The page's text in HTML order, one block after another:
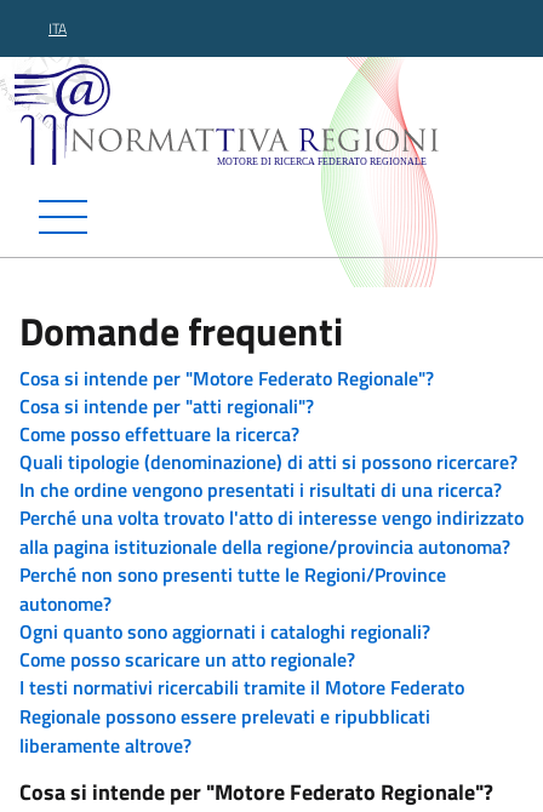
ITA
Normattiva Regioni -
Domande frequenti
Cosa si intende per "Motore Federato Regionale"?
Cosa si intende per "atti regionali"?
Come posso effettuare la ricerca?
Quali tipologie (denominazione) di atti si possono ricercare?
In che ordine vengono presentati i risultati di una ricerca?
Perché una volta trovato l'atto di interesse vengo indirizzato
alla pagina istituzionale della regione/provincia autonoma?
Perché non sono presenti tutte le Regioni/Province
autonome?
Ogni quanto sono aggiornati i cataloghi regionali?
Come posso scaricare un atto regionale?
I testi normativi ricercabili tramite il Motore Federato
Regionale possono essere prelevati e ripubblicati
liberamente altrove?
Cosa si intende per "Motore Federato Regionale"?